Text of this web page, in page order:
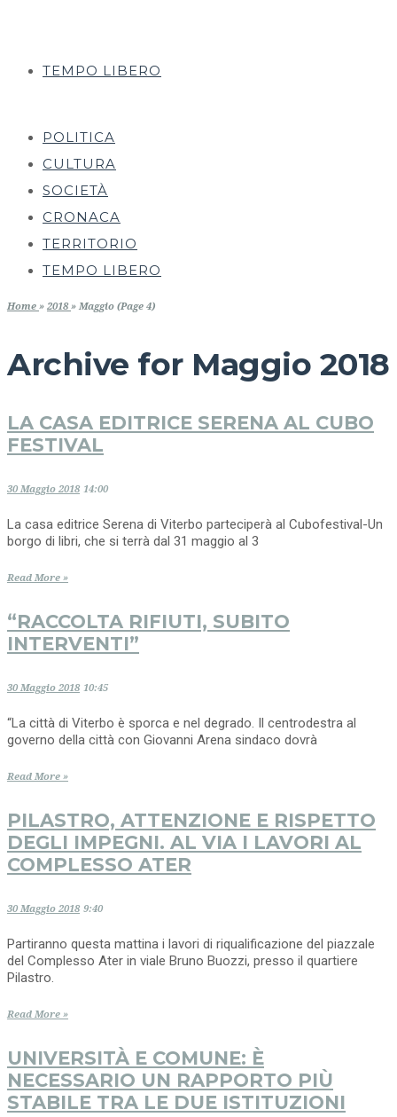
TEMPO LIBERO
POLITICA
CULTURA
SOCIETÀ
CRONACA
TERRITORIO
TEMPO LIBERO
Home » 2018 » Maggio (Page 4)
Archive for Maggio 2018
LA CASA EDITRICE SERENA AL CUBO
FESTIVAL
30 Maggio 2018 14:00
La casa editrice Serena di Viterbo parteciperà al Cubofestival-Un
borgo di libri, che si terrà dal 31 maggio al 3
Read More »
“RACCOLTA RIFIUTI, SUBITO
INTERVENTI”
30 Maggio 2018 10:45
“La città di Viterbo è sporca e nel degrado. Il centrodestra al
governo della città con Giovanni Arena sindaco dovrà
Read More »
PILASTRO, ATTENZIONE E RISPETTO
DEGLI IMPEGNI. AL VIA I LAVORI AL
COMPLESSO ATER
30 Maggio 2018 9:40
Partiranno questa mattina i lavori di riqualificazione del piazzale
del Complesso Ater in viale Bruno Buozzi, presso il quartiere
Pilastro.
Read More »
UNIVERSITÀ E COMUNE: È
NECESSARIO UN RAPPORTO PIÙ
STABILE TRA LE DUE ISTITUZIONI